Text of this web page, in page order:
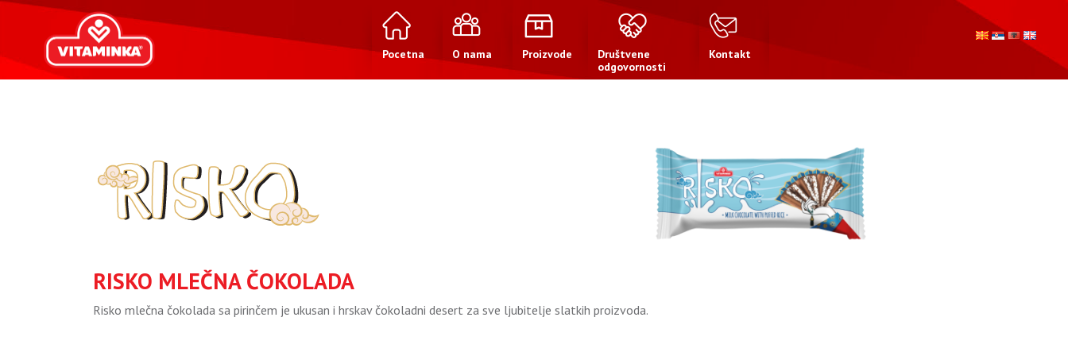
Pocetna O nama Proizvode
Društvene
odgovornosti
Kontakt
RISKO MLEČNA ČOKOLADA
Risko mlečna čokolada sa pirinčem je ukusan i hrskav čokoladni desert za sve ljubitelje slatkih proizvoda.